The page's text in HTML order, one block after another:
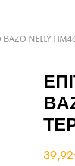
NELLY
39,92